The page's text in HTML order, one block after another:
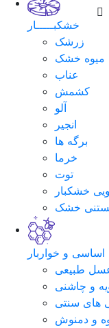
خشکبـــــار
زرشک
میوه خشک
عناب
کشمش
آلو
انجیر
برگه ها
خرما
توت
خشکبار
خشک
اساسی و خواربار
طبیعی
و چاشنی
های سنتی
و دمنوش